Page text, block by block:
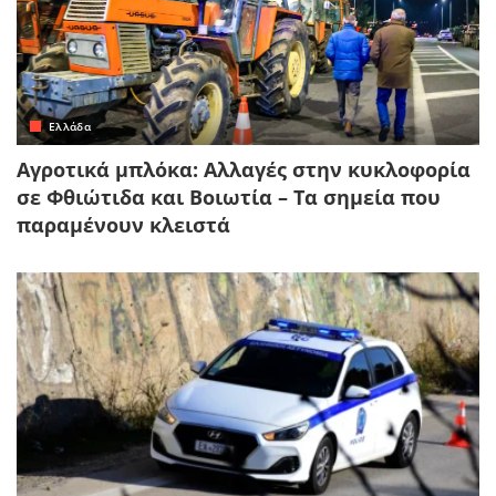
Ελλάδα
Αγροτικά μπλόκα: Αλλαγές στην κυκλοφορία
σε Φθιώτιδα και Βοιωτία – Τα σημεία που
παραμένουν κλειστά